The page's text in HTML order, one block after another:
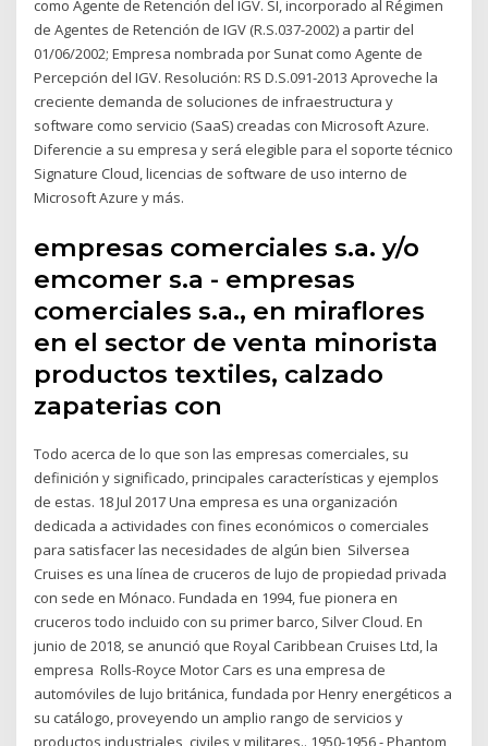
como Agente de Retención del IGV. SI, incorporado al Régimen
de Agentes de Retención de IGV (R.S.037-2002) a partir del
01/06/2002; Empresa nombrada por Sunat como Agente de
Percepción del IGV. Resolución: RS D.S.091-2013 Aproveche la
creciente demanda de soluciones de infraestructura y
software como servicio (SaaS) creadas con Microsoft Azure.
Diferencie a su empresa y será elegible para el soporte técnico
Signature Cloud, licencias de software de uso interno de
Microsoft Azure y más.
empresas comerciales s.a. y/o
emcomer s.a - empresas
comerciales s.a., en miraflores
en el sector de venta minorista
productos textiles, calzado
zapaterias con
Todo acerca de lo que son las empresas comerciales, su
definición y significado, principales características y ejemplos
de estas. 18 Jul 2017 Una empresa es una organización
dedicada a actividades con fines económicos o comerciales
para satisfacer las necesidades de algún bien Silversea
Cruises es una línea de cruceros de lujo de propiedad privada
con sede en Mónaco. Fundada en 1994, fue pionera en
cruceros todo incluido con su primer barco, Silver Cloud. En
junio de 2018, se anunció que Royal Caribbean Cruises Ltd, la
empresa Rolls-Royce Motor Cars es una empresa de
automóviles de lujo británica, fundada por Henry energéticos a
su catálogo, proveyendo un amplio rango de servicios y
productos industriales, civiles y militares.. 1950-1956 - Phantom